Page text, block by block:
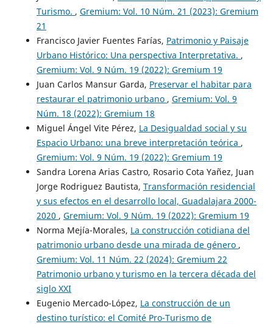
Turismo. , Gremium: Vol. 10 Núm. 21 (2023): Gremium
21
Francisco Javier Fuentes Farías, Patrimonio y Paisaje
Urbano Histórico: Una perspectiva Interpretativa. ,
Gremium: Vol. 9 Núm. 19 (2022): Gremium 19
Juan Carlos Mansur Garda, Preservar el habitar para
restaurar el patrimonio urbano , Gremium: Vol. 9
Núm. 18 (2022): Gremium 18
Miguel Ángel Vite Pérez, La Desigualdad social y su
Espacio Urbano: una breve interpretación teórica ,
Gremium: Vol. 9 Núm. 19 (2022): Gremium 19
Sandra Lorena Arias Castro, Rosario Cota Yañez, Juan
Jorge Rodriguez Bautista, Transformación residencial
y sus efectos en el desarrollo local, Guadalajara 2000-
2020 , Gremium: Vol. 9 Núm. 19 (2022): Gremium 19
Norma Mejía-Morales, La construcción cotidiana del
patrimonio urbano desde una mirada de género ,
Gremium: Vol. 11 Núm. 22 (2024): Gremium 22
Patrimonio urbano y turismo en la tercera década del
siglo XXI
Eugenio Mercado-López, La construcción de un
destino turístico: el Comité Pro-Turismo de